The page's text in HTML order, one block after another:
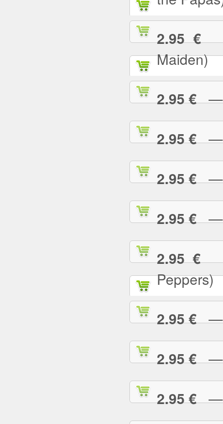
2.95 €—
Maiden)
2.95 €—
2.95 €—
2.95 €—
2.95 €—
2.95 €—
Peppers)
2.95 €—
2.95 €—
2.95 €—